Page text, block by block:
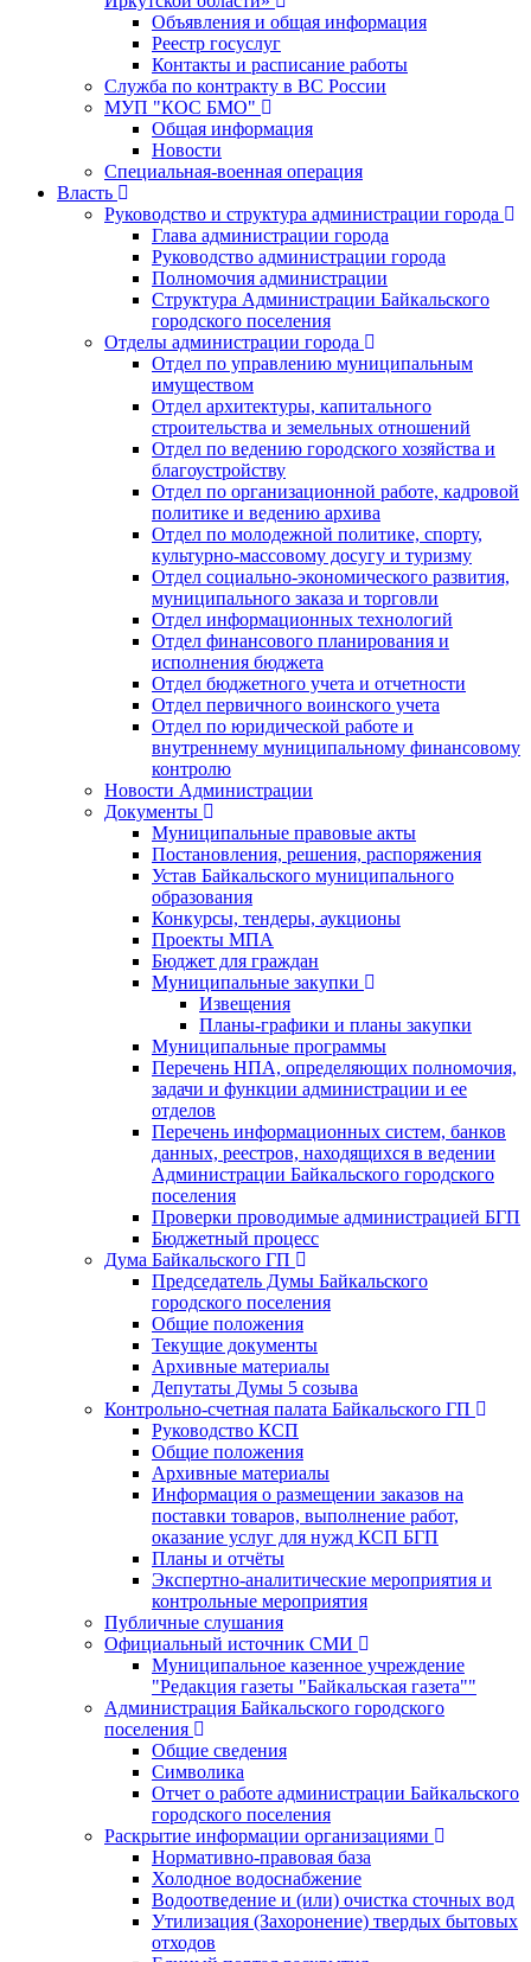
Объявления и общая информация
Реестр госуслуг
Контакты и расписание работы
Служба по контракту в ВС России
МУП "КОС БМО"
Общая информация
Новости
Специальная-военная операция
Власть
Руководство и структура администрации города
Глава администрации города
Руководство администрации города
Полномочия администрации
Структура Администрации Байкальского
городского поселения
Отделы администрации города
Отдел по управлению муниципальным
имуществом
Отдел архитектуры, капитального
строительства и земельных отношений
Отдел по ведению городского хозяйства и
благоустройству
Отдел по организационной работе, кадровой
политике и ведению архива
Отдел по молодежной политике, спорту,
культурно-массовому досугу и туризму
Отдел социально-экономического развития,
муниципального заказа и торговли
Отдел информационных технологий
Отдел финансового планирования и
исполнения бюджета
Отдел бюджетного учета и отчетности
Отдел первичного воинского учета
Отдел по юридической работе и
внутреннему муниципальному финансовому
контролю
Новости Администрации
Документы
Муниципальные правовые акты
Постановления, решения, распоряжения
Устав Байкальского муниципального
образования
Конкурсы, тендеры, аукционы
Проекты МПА
Бюджет для граждан
Муниципальные закупки
Извещения
Планы-графики и планы закупки
Муниципальные программы
Перечень НПА, определяющих полномочия,
задачи и функции администрации и ее
отделов
Перечень информационных систем, банков
данных, реестров, находящихся в ведении
Администрации Байкальского городского
поселения
Проверки проводимые администрацией БГП
Бюджетный процесс
Дума Байкальского ГП
Председатель Думы Байкальского
городского поселения
Общие положения
Текущие документы
Архивные материалы
Депутаты Думы 5 созыва
Контрольно-счетная палата Байкальского ГП
Руководство КСП
Общие положения
Архивные материалы
Информация о размещении заказов на
поставки товаров, выполнение работ,
оказание услуг для нужд КСП БГП
Планы и отчёты
Экспертно-аналитические мероприятия и
контрольные мероприятия
Публичные слушания
Официальный источник СМИ
Муниципальное казенное учреждение
"Редакция газеты "Байкальская газета""
Администрация Байкальского городского
поселения
Общие сведения
Символика
Отчет о работе администрации Байкальского
городского поселения
Раскрытие информации организациями
Нормативно-правовая база
Холодное водоснабжение
Водоотведение и (или) очистка сточных вод
Утилизация (Захоронение) твердых бытовых
отходов